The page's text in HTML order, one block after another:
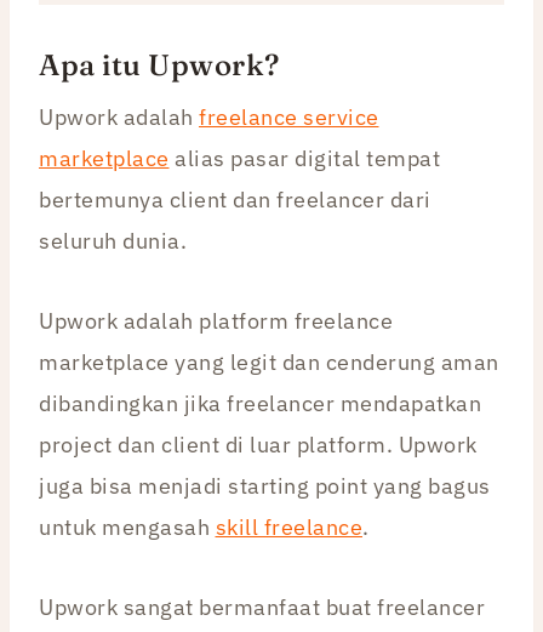
Apa itu Upwork?
Upwork adalah freelance service
marketplace alias pasar digital tempat
bertemunya client dan freelancer dari
seluruh dunia.
Upwork adalah platform freelance
marketplace yang legit dan cenderung aman
dibandingkan jika freelancer mendapatkan
project dan client di luar platform. Upwork
juga bisa menjadi starting point yang bagus
untuk mengasah skill freelance.
Upwork sangat bermanfaat buat freelancer